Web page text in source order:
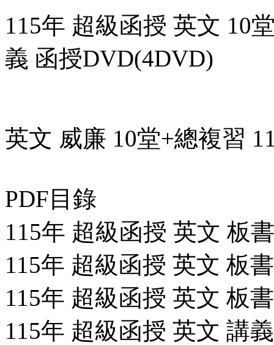
115年 超級函授 英文 10
義 函授DVD(4DVD)
英文 威廉 10堂+總複習
PDF目錄
115年 超級函授 英文 板
115年 超級函授 英文 板
115年 超級函授 英文 板
115年 超級函授 英文 講